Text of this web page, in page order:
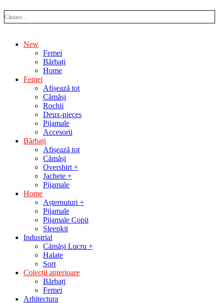
New
Femei
Bărbați
Home
Femei
Afișează tot
Cămăși
Rochii
Deux-pieces
Pijamale
Accesorii
Bărbați
Afișează tot
Cămăși
Overshirt +
Jachete +
Pijamale
Home
Așternuturi +
Pijamale
Pijamale Copii
Sleepkit
Industrial
Cămăși Lucru +
Halate
Sort
Colecții anterioare
Bărbați
Femei
Arhitectura